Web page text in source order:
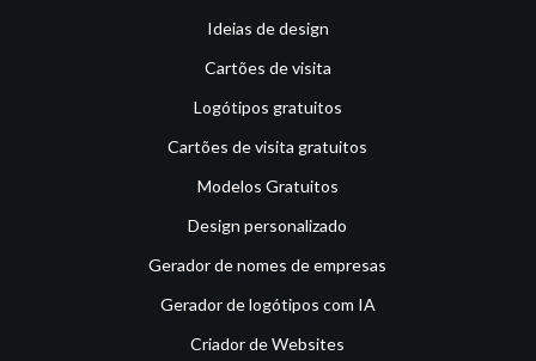
Ideias de design
Cartões de visita
Logótipos gratuitos
Cartões de visita gratuitos
Modelos Gratuitos
Design personalizado
Gerador de nomes de empresas
Gerador de logótipos com IA
Criador de Websites